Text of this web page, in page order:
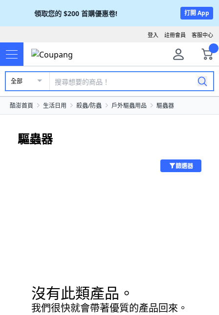
領取您的 $200 首購優惠卷! 打開 App
客服中心
註冊會員
登入
全部
酷澎首頁 生活日用 殺蟲/防蟲 戶外驅蟲用品 驅蟲器
驅蟲器
篩選器
沒有此類產品。
我們很快就會帶著優質的產品回來。